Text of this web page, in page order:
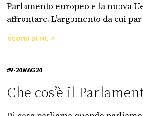
Parlamento europeo e la nuova
affrontare. L’argomento da cui
tutti, dato che da solo può
dell’Europa del futuro.
SCOPRI DI PIÙ
#9 - 24 MAG 24
Che cos’è il